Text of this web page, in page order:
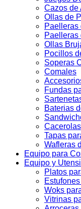
Cazos de
Ollas de
Paelleras
Paelleras
Ollas
Pocillos
Soperas
Comales
Fundas
Baterias
Cacerolas
Tapas
Wafleras
Equipo para
Equipo y
Platos
Woks
Vitrinas